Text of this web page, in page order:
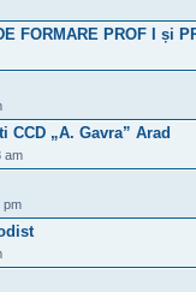
FORMARE PROF I și
„A. Gavra” Arad
am
pm